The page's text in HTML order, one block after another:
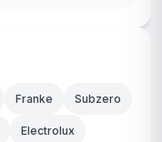
Franke Subzero
Electrolux